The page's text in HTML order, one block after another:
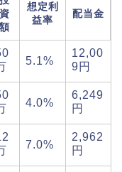
資
額
想定利
益率
配当金
5.1%
12,00
9円
4.0%
6,249
円
7.0%
2,962
円